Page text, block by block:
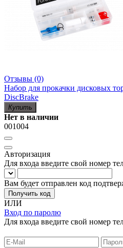
Отзывы (0)
Набор для прокачки дисковых
DiscBrake
Купить
Нет в наличии
001004
Авторизация
Для входа введите свой номер
Вам будет отправлен код
Получить код
ИЛИ
Вход по паролю
Для входа введите свой номер